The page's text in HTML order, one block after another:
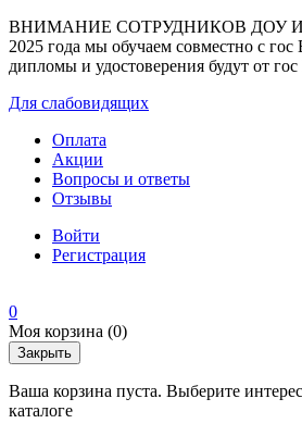
ВНИМАНИЕ СОТРУДНИКОВ ДОУ И
2025 года мы обучаем совместно с
дипломы и удостоверения будут от
Для слабовидящих
Оплата
Акции
Вопросы и ответы
Отзывы
Войти
Регистрация
0
Моя корзина (0)
Закрыть
Ваша корзина пуста. Выберите
каталоге